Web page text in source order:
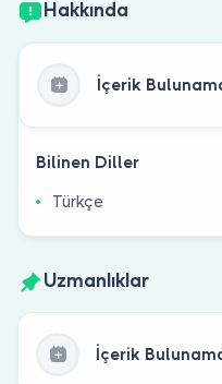
Hakkında
İçerik
Bilinen Diller
Türkçe
Uzmanlıklar
İçerik